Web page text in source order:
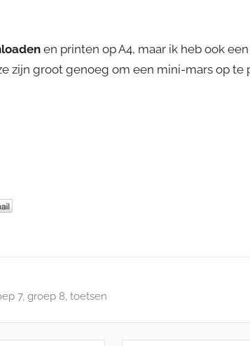
en printen op A4, maar ik heb ook
zijn groot genoeg om een mini-mars op te
7, groep 8, toetsen